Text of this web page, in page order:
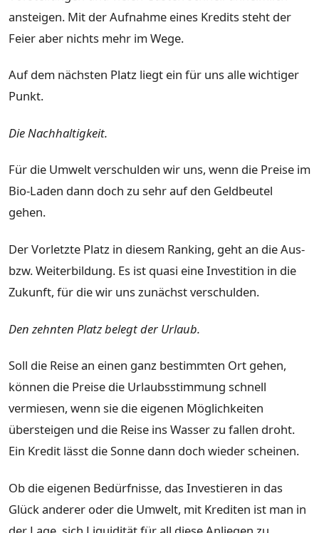
ansteigen. Mit der Aufnahme eines Kredits steht der
Feier aber nichts mehr im Wege.
Auf dem nächsten Platz liegt ein für uns alle wichtiger
Punkt.
Die Nachhaltigkeit.
Für die Umwelt verschulden wir uns, wenn die Preise im
Bio-Laden dann doch zu sehr auf den Geldbeutel
gehen.
Der Vorletzte Platz in diesem Ranking, geht an die Aus-
bzw. Weiterbildung. Es ist quasi eine Investition in die
Zukunft, für die wir uns zunächst verschulden.
Den zehnten Platz belegt der Urlaub.
Soll die Reise an einen ganz bestimmten Ort gehen,
können die Preise die Urlaubsstimmung schnell
vermiesen, wenn sie die eigenen Möglichkeiten
übersteigen und die Reise ins Wasser zu fallen droht.
Ein Kredit lässt die Sonne dann doch wieder scheinen.
Ob die eigenen Bedürfnisse, das Investieren in das
Glück anderer oder die Umwelt, mit Krediten ist man in